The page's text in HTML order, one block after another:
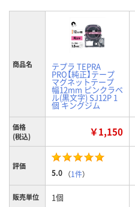
商品名 テプラ TEPRA
PRO【純正】テープ
マグネットテープ
幅12mm ピンクラベ
ル(黒文字) SJ12P 1
個 キングジム
価格
(税込)
￥1,150
評価
5.0 （1件）
販売単位 1個